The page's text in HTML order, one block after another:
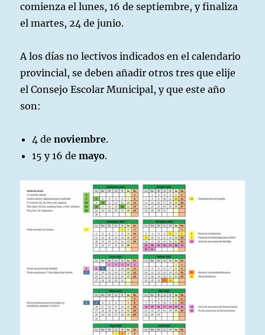
comienza el lunes, 16 de septiembre, y finaliza
el martes, 24 de junio.
A los días no lectivos indicados en el calendario
provincial, se deben añadir otros tres que elije
el Consejo Escolar Municipal, y que este año
son:
4 denoviembre.
15 y 16 demayo.